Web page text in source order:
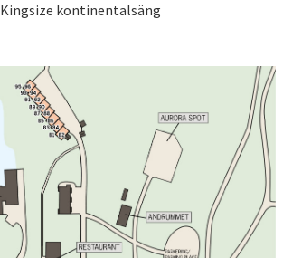
Kingsize kontinentalsäng